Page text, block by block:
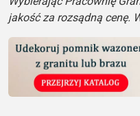
jakość za rozsądną cenę.